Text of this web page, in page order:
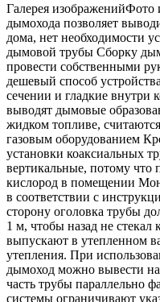
Галерея изображенийФото
дымохода позволяет
дома, нет необходимости
дымовой трубы Сборку
провести собственными
дешевый способ
сечении и гладкие внутри
выводят дымовые
жидком топливе,
газовым оборудованием
установки коаксиальных
вертикальные, потому что
кислород в помещении
в соответствии с
сторону оголовка трубы
1 м, чтобы назад не стекал
выпускают в утепленном
утепления. При
дымоход можно вывести
часть трубы параллельно
системы ограничивают